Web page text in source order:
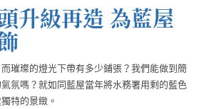
升級再造 為藍屋
璀璨的燈光下帶有多少鋪張？我們能做到簡
氛嗎？就如同藍屋當年將水務署用剩的藍色
特的景緻。